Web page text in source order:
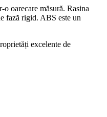
oarecare măsură. Rasina
fază rigid. ABS este un
excelente de